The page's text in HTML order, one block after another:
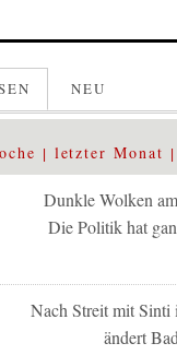
NEU
letzter Monat
Dunkle Wolken
Die Politik hat
Nach Streit mit Sinti
ändert